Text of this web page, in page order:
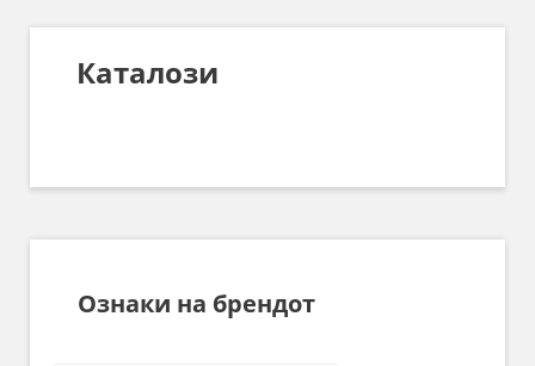
Каталози
Ознаки на брендот